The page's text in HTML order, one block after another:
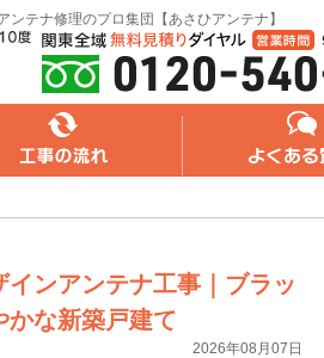
テナ修理のプロ集団【あさひアンテナ】
る質問 無料web見積り
ンアンテナ工事｜ブラッ
かな新築戸建て
2026年08月07日